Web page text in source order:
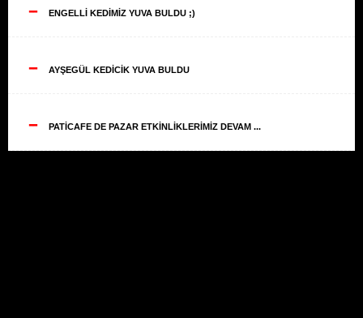
-- ENGELLİ KEDİMİZ YUVA BULDU ;)
-- AYŞEGÜL KEDİCİK YUVA BULDU
-- PATİCAFE DE PAZAR ETKİNLİKLERİMİZ DEVAM ...